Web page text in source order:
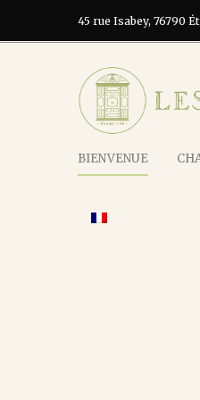
45 rue Isabey, 76790
BIENVENUE